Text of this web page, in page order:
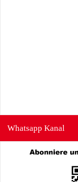
Whatsapp Kanal